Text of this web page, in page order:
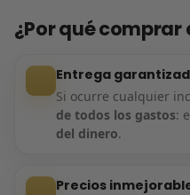
¿Por qué comprar
Entrega
Si ocurre cualquier
de todos los gastos:
del dinero.
Precios